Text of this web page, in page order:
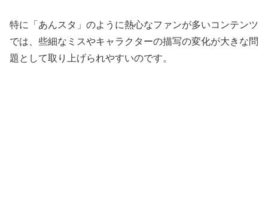
特に「あんスタ」のように熱心なファンが多いコンテンツ
では、些細なミスやキャラクターの描写の変化が大きな問
題として取り上げられやすいのです。